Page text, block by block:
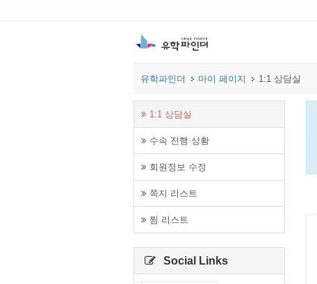
유학파인더 마이 페이지 1:1 상담실
1:1 상담실
수속 진행 상황
회원정보 수정
쪽지 리스트
찜 리스트
Social Links